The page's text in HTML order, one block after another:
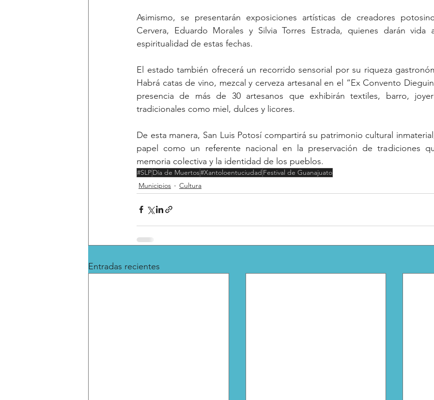
Asimismo, se presentarán exposiciones artísticas de creadores
Cervera, Eduardo Morales y Silvia Torres Estrada, quienes darán vida
espiritualidad de estas fechas.
El estado también ofrecerá un recorrido sensorial por su riqueza
Habrá catas de vino, mezcal y cerveza artesanal en el “Ex Convento
presencia de más de 30 artesanos que exhibirán textiles, barro,
tradicionales como miel, dulces y licores.
De esta manera, San Luis Potosí compartirá su patrimonio cultural
papel como un referente nacional en la preservación de tradiciones
memoria colectiva y la identidad de los pueblos.
#SLPDía de Muertos#Xantoloentuciudad Festival de Guanajuato
Municipios
Cultura
Entradas recientes